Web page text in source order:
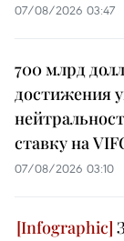
07/08/2026 03:47
700 млрд
достижения
ставку на
07/08/2026 03:10